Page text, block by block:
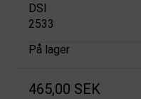
DSI
2533
På lager
465,00 SEK